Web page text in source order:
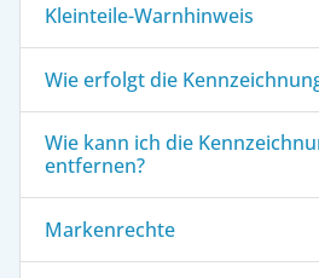
Kleinteile-Warnhinweis
Wie erfolgt die
Wie kann ich die
entfernen?
Markenrechte